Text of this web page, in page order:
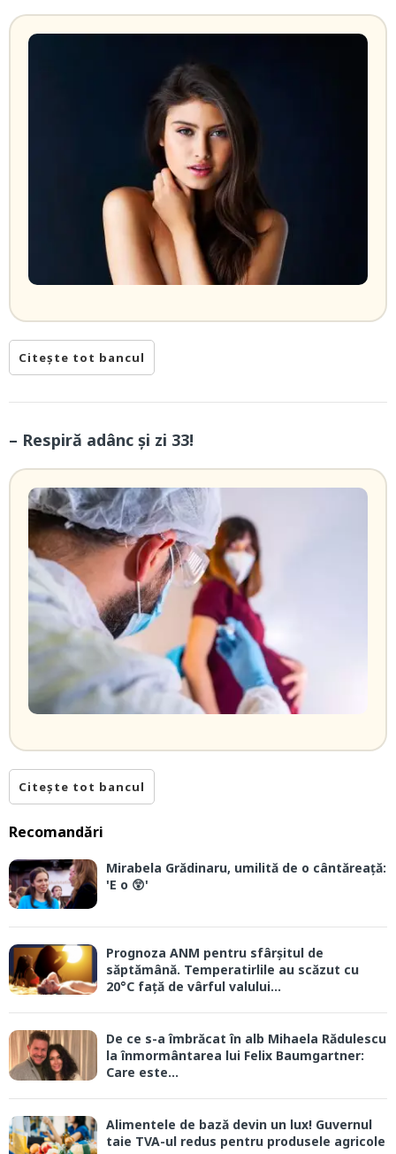
Citește tot bancul
– Respiră adânc și zi 33!
Citește tot bancul
Recomandări
Mirabela Grădinaru, umilită de o cântăreață:
'E o 😲'
Prognoza ANM pentru sfârșitul de
săptămână. Temperatirlile au scăzut cu
20°C față de vârful valului...
De ce s-a îmbrăcat în alb Mihaela Rădulescu
la înmormântarea lui Felix Baumgartner:
Care este...
Alimentele de bază devin un lux! Guvernul
taie TVA-ul redus pentru produsele agricole